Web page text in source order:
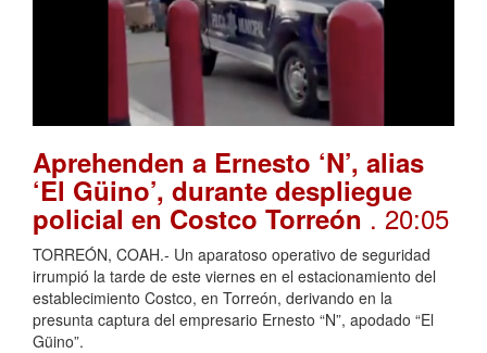
Aprehenden a Ernesto ‘N’, alias
‘El Güino’, durante despliegue
policial en Costco Torreón. 20:05
TORREÓN, COAH.- Un aparatoso operativo de seguridad
irrumpió la tarde de este viernes en el estacionamiento del
establecimiento Costco, en Torreón, derivando en la
presunta captura del empresario Ernesto “N”, apodado “El
Güino”.